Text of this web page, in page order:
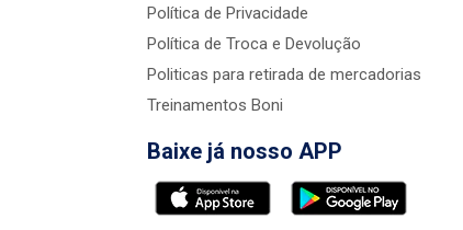
Política de Privacidade
Política de Troca e Devolução
Politicas para retirada de mercadorias
Treinamentos Boni
Baixe já nosso APP